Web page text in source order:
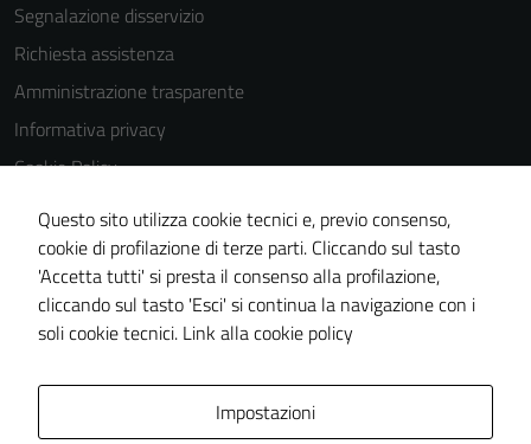
Segnalazione disservizio
Richiesta assistenza
Amministrazione trasparente
Informativa privacy
Cookie Policy
Note legali
Dichiarazione di accessibilità
Piano di miglioramento del sito
Meccanismo di feedback
Questo sito utilizza cookie tecnici e, previo consenso,
cookie di profilazione di terze parti. Cliccando sul tasto
'Accetta tutti' si presta il consenso alla profilazione,
cliccando sul tasto 'Esci' si continua la navigazione con i
soli cookie tecnici. Link alla cookie policy
Impostazioni